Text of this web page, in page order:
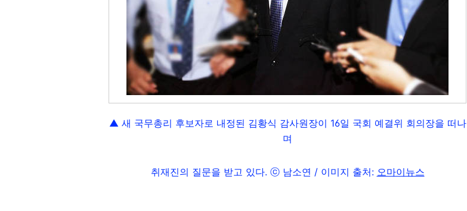
▲ 새 국무총리 후보자로 내정된 김황식 감사원장이 16일 국회 예결위 회의장을 떠나
며
취재진의 질문을 받고 있다. ⓒ 남소연 / 이미지 출처: 오마이뉴스